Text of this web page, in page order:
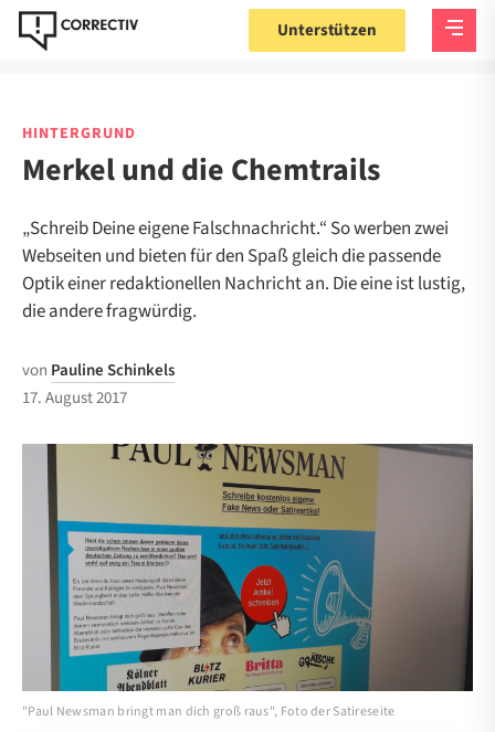
Unterstützen
HINTERGRUND
Merkel und die Chemtrails
„Schreib Deine eigene Falschnachricht.“ So werben zwei
Webseiten und bieten für den Spaß gleich die passende
Optik einer redaktionellen Nachricht an. Die eine ist lustig,
die andere fragwürdig.
von Pauline Schinkels
17. August 2017
"Paul Newsman bringt man dich groß raus", Foto der Satireseite